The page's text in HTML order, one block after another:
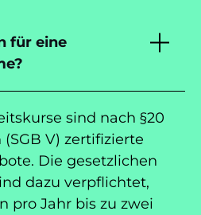
für eine
sind nach §20
V) zertifizierte
Die gesetzlichen
dazu verpflichtet,
pro Jahr bis zu zwei